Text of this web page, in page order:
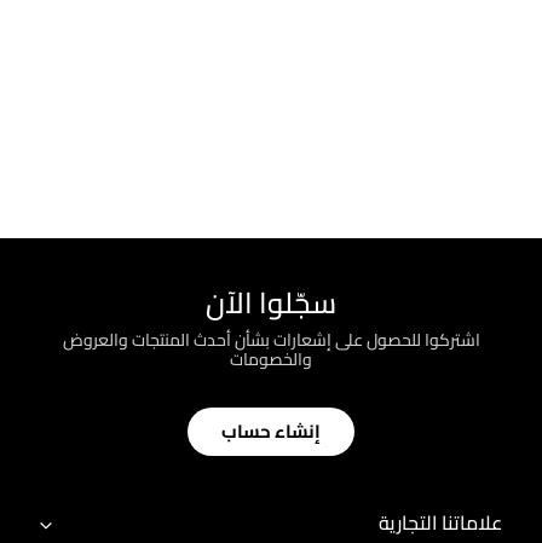
سجّلوا الآن
اشتركوا للحصول على إشعارات بشأن أحدث المنتجات والعروض
والخصومات
إنشاء حساب
علاماتنا التجارية